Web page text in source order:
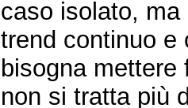
caso isolato,
trend continuo e
bisogna mettere
non si tratta più